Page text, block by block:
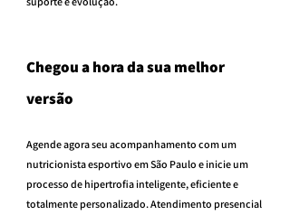
Chegou a hora da sua melhor
versão
Agende agora seu acompanhamento com um
nutricionista esportivo em São Paulo e inicie um
processo de hipertrofia inteligente, eficiente e
totalmente personalizado. Atendimento presencial